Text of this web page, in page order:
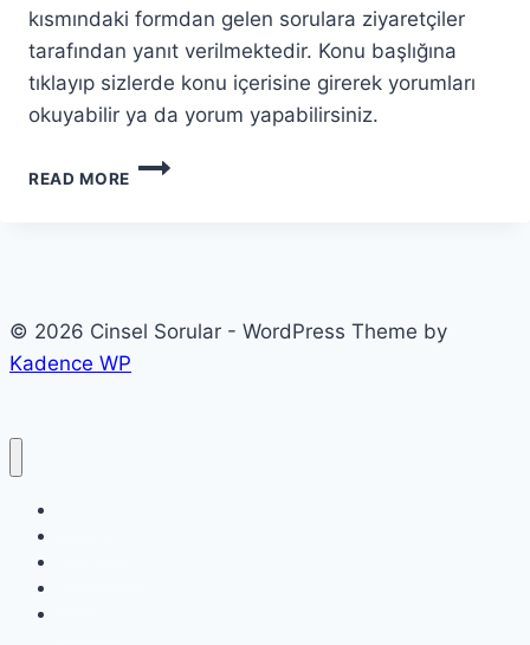
kısmındaki formdan gelen sorulara ziyaretçiler
tarafından yanıt verilmektedir. Konu başlığına
tıklayıp sizlerde konu içerisine girerek yorumları
okuyabilir ya da yorum yapabilirsiniz.
READ MORE
© 2026 Cinsel Sorular - WordPress Theme by
Kadence WP